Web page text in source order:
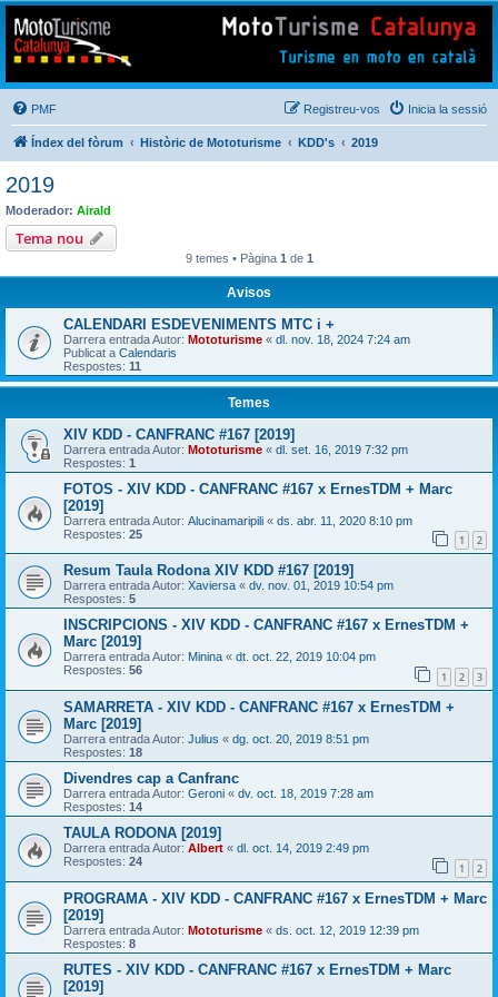
Mototurisme
Turisme en moto en català
PMF Inicia la sessió
Registreu-vos
Índex del fòrum Històric de Mototurisme KDD's 2019
2019
Moderador: Airald
Tema nou
9 temes • Pàgina 1 de 1
Avisos
CALENDARI ESDEVENIMENTS MTC i +
Darrera entrada Autor: Mototurisme « dl. nov. 18, 2024 7:24 am
Publicat a Calendaris
Respostes: 11
Temes
XIV KDD - CANFRANC #167 [2019]
Darrera entrada Autor: Mototurisme « dl. set. 16, 2019 7:32 pm
Respostes: 1
FOTOS - XIV KDD - CANFRANC #167 x ErnesTDM + Marc
[2019]
Darrera entrada Autor: Alucinamaripili « ds. abr. 11, 2020 8:10 pm
Respostes: 25 1 2
Resum Taula Rodona XIV KDD #167 [2019]
Darrera entrada Autor: Xaviersa « dv. nov. 01, 2019 10:54 pm
Respostes: 5
INSCRIPCIONS - XIV KDD - CANFRANC #167 x ErnesTDM +
Marc [2019]
Darrera entrada Autor: Minina « dt. oct. 22, 2019 10:04 pm
Respostes: 56 1 2 3
SAMARRETA - XIV KDD - CANFRANC #167 x ErnesTDM +
Marc [2019]
Darrera entrada Autor: Julius « dg. oct. 20, 2019 8:51 pm
Respostes: 18
Divendres cap a Canfranc
Darrera entrada Autor: Geroni « dv. oct. 18, 2019 7:28 am
Respostes: 14
TAULA RODONA [2019]
Darrera entrada Autor: Albert « dl. oct. 14, 2019 2:49 pm
Respostes: 24 1 2
PROGRAMA - XIV KDD - CANFRANC #167 x ErnesTDM + Marc
[2019]
Darrera entrada Autor: Mototurisme « ds. oct. 12, 2019 12:39 pm
Respostes: 8
RUTES - XIV KDD - CANFRANC #167 x ErnesTDM + Marc
[2019]